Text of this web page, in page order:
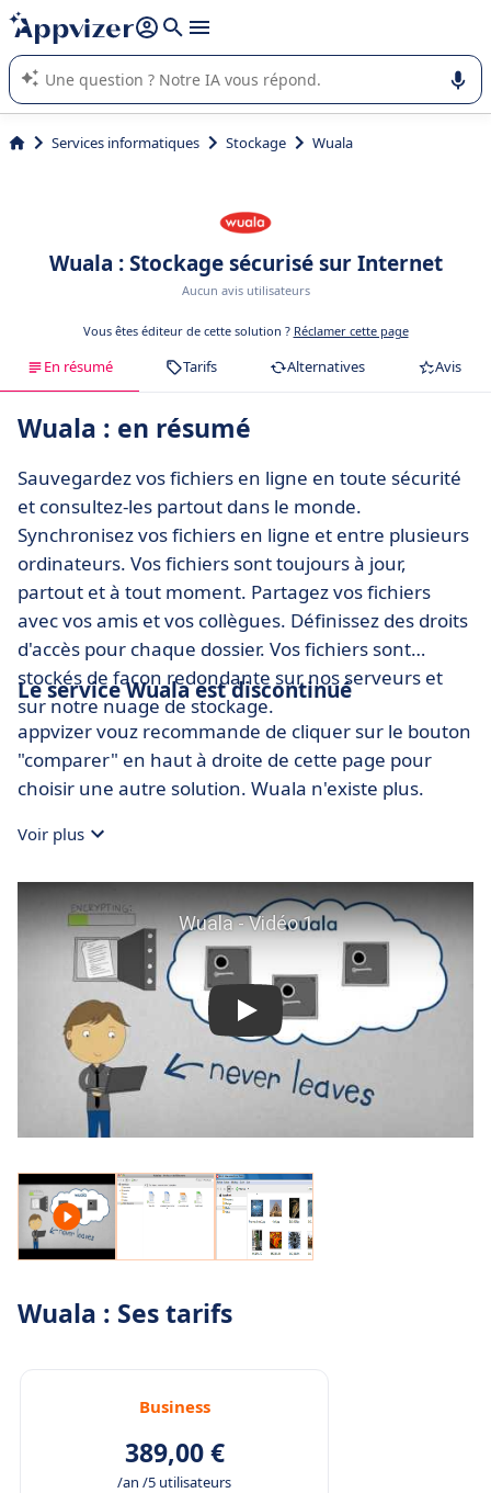
répondre (plusieurs lignes avec
L'IA de Appvizer vous guide dans l'utilisation ou la sélection de
logiciel SaaS en entreprise.
Services informatiques Stockage Wuala
Wuala : Stockage sécurisé sur Internet
Aucun avis utilisateurs
Vous êtes éditeur de cette solution ? Réclamer cette page
En résumé Tarifs Alternatives Avis
Wuala : en résumé
Sauvegardez vos fichiers en ligne en toute sécurité
et consultez-les partout dans le monde.
Synchronisez vos fichiers en ligne et entre plusieurs
ordinateurs. Vos fichiers sont toujours à jour,
partout et à tout moment. Partagez vos fichiers
avec vos amis et vos collègues. Définissez des droits
d'accès pour chaque dossier. Vos fichiers sont
stockés de façon redondante sur nos serveurs et
sur notre nuage de stockage.
Le service Wuala est discontinué
appvizer vouz recommande de cliquer sur le bouton
"comparer" en haut à droite de cette page pour
choisir une autre solution. Wuala n'existe plus.
Voir plus
Wuala : Ses tarifs
Business
389,00 €
/an /5 utilisateurs